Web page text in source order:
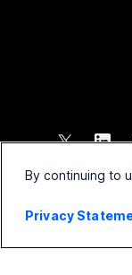
2026
By continuing to
Privacy